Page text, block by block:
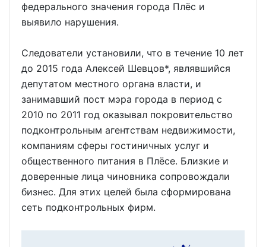
федерального значения города Плёс и
выявило нарушения.
Следователи установили, что в течение 10 лет
до 2015 года Алексей Шевцов*, являвшийся
депутатом местного органа власти, и
занимавший пост мэра города в период с
2010 по 2011 год оказывал покровительство
подконтрольным агентствам недвижимости,
компаниям сферы гостиничных услуг и
общественного питания в Плёсе. Близкие и
доверенные лица чиновника сопровождали
бизнес. Для этих целей была сформирована
сеть подконтрольных фирм.